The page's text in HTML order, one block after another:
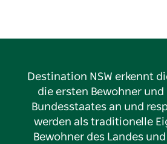
Destination NSW erkennt
die ersten Bewohner
Bundesstaates an und
werden als traditionelle
Bewohner des Landes